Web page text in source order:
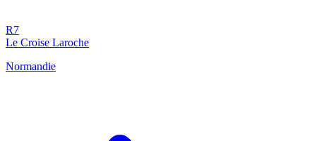
R7
Le Croise Laroche
Normandie